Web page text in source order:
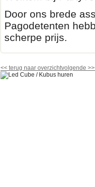
Door ons brede
Pagodetenten
scherpe prijs.
<< terug naar overzichtvolgende >>